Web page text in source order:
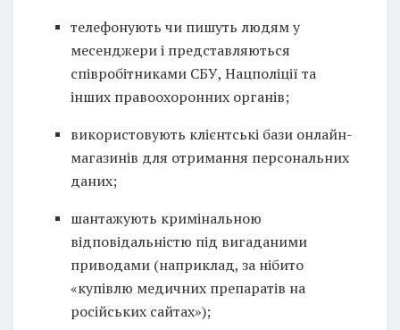
телефонують чи пишуть людям у
месенджери і представляються
співробітниками СБУ, Нацполіції та
інших правоохоронних органів;
⁠⁠використовують клієнтські бази онлайн-
магазинів для отримання персональних
даних;
шантажують кримінальною
відповідальністю під вигаданими
приводами (наприклад, за нібито
«купівлю медичних препаратів на
російських сайтах»);